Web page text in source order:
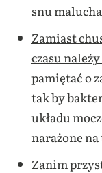
snu
Zamiast
czasu
pamiętać o
tak by
układu
narażone
Zanim